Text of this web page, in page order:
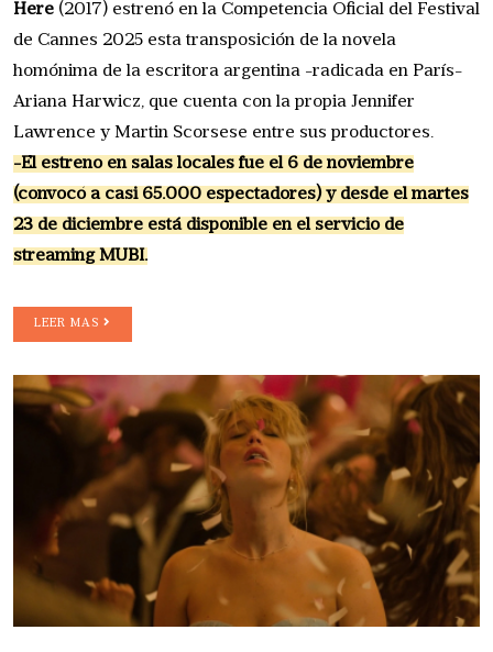
Here (2017) estrenó en la Competencia Oficial del Festival
de Cannes 2025 esta transposición de la novela
homónima de la escritora argentina -radicada en París-
Ariana Harwicz, que cuenta con la propia Jennifer
Lawrence y Martin Scorsese entre sus productores.
-El estreno en salas locales fue el 6 de noviembre
(convocó a casi 65.000 espectadores) y desde el martes
23 de diciembre está disponible en el servicio de
streaming MUBI.
LEER MAS